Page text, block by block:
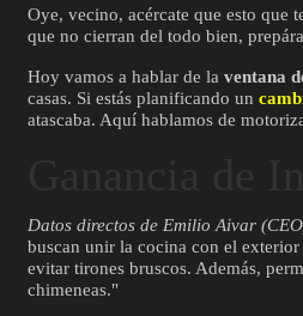
Oye, vecino, acércate que esto que
que no cierran del todo bien,
Hoy vamos a hablar de laventana
casas. Si estás planificando un
atascaba. Aquí hablamos de
Datos directos de Emilio Aivar
buscan unir la cocina con el
evitar tirones bruscos. Además,
chimeneas."